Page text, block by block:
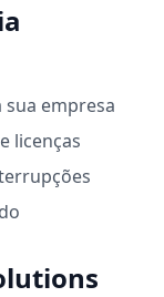
empresa
licenças